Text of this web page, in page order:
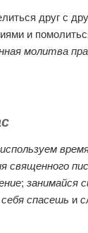
друг с
и
молитва
священного
; занимайся
себя спасешь и